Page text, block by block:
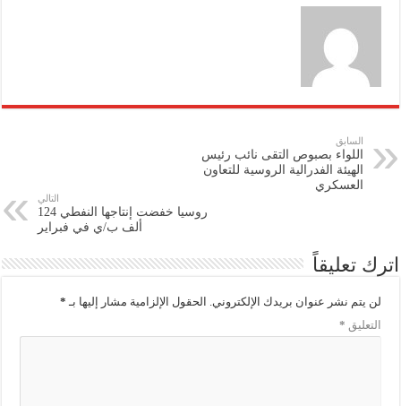
السابق
اللواء بصبوص التقى نائب رئيس
الهيئة الفدرالية الروسية للتعاون
العسكري
التالي
روسيا خفضت إنتاجها النفطي 124
ألف ب/ي في فبراير
اترك تعليقاً
لن يتم نشر عنوان بريدك الإلكتروني. الحقول الإلزامية مشار إليها بـ *
التعليق *